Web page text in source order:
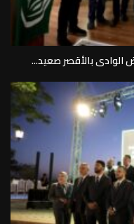
الوادى بالأقصر صعيد...